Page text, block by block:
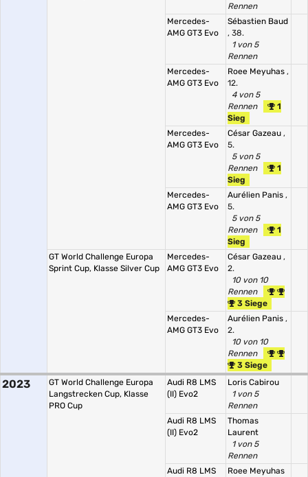
Rennen
Mercedes-
AMG GT3 Evo
Sébastien Baud
, 38.
1 von 5
Rennen
Mercedes-
AMG GT3 Evo
Roee Meyuhas ,
12.
4 von 5
Rennen
1
Sieg
Mercedes-
AMG GT3 Evo
César Gazeau ,
5.
5 von 5
Rennen
1
Sieg
Mercedes-
AMG GT3 Evo
Aurélien Panis ,
5.
5 von 5
Rennen
1
Sieg
GT World Challenge Europa
Sprint Cup, Klasse Silver Cup
Mercedes-
AMG GT3 Evo
César Gazeau ,
2.
10 von 10
Rennen
3 Siege
Mercedes-
AMG GT3 Evo
Aurélien Panis ,
2.
10 von 10
Rennen
3 Siege
2023
GT World Challenge Europa
Langstrecken Cup, Klasse
PRO Cup
Audi R8 LMS
(II) Evo2
Loris Cabirou
1 von 5
Rennen
Audi R8 LMS
(II) Evo2
Thomas
Laurent
1 von 5
Rennen
Audi R8 LMS
Roee Meyuhas